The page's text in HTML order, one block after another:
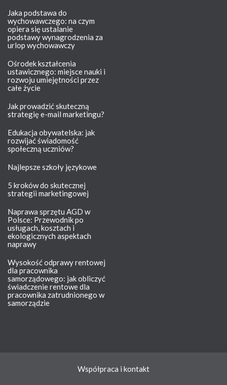
Jaka podstawa do
wychowawczego: na czym
opiera się ustalanie
podstawy wynagrodzenia za
urlop wychowawczy
Ośrodek kształcenia
ustawicznego: miejsce nauki i
rozwoju umiejętności przez
całe życie
Jak prowadzić skuteczną
strategię e-mail marketingu?
Edukacja obywatelska: jak
rozwijać świadomość
społeczną uczniów?
Najlepsze szkoły językowe
5 kroków do skutecznej
strategii marketingowej
Naprawa sprzętu AGD w
Polsce: Przewodnik po
usługach, kosztach i
ekologicznych aspektach
naprawy
Wysokość odprawy rentowej
dla pracownika
samorządowego: jak obliczyć
świadczenie rentowe dla
pracownika zatrudnionego w
samorządzie
Współpraca i kontakt